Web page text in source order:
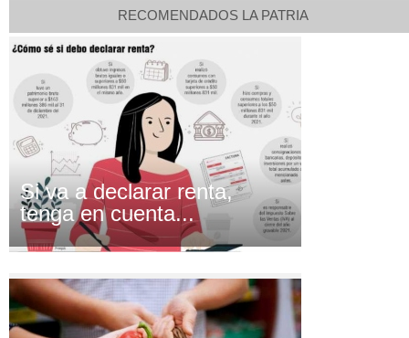
RECOMENDADOS LA PATRIA
Si va a declarar renta,
tenga en cuenta...